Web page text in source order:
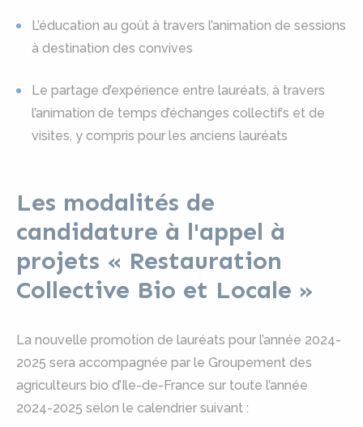
L’éducation au goût à travers l’animation de sessions
à destination des convives
Le partage d’expérience entre lauréats, à travers
l’animation de temps d’échanges collectifs et de
visites, y compris pour les anciens lauréats
Les modalités de
candidature à l'appel à
projets « Restauration
Collective Bio et Locale »
La nouvelle promotion de lauréats pour l’année 2024-
2025 sera accompagnée par le Groupement des
agriculteurs bio d’Ile-de-France sur toute l’année
2024-2025 selon le calendrier suivant :